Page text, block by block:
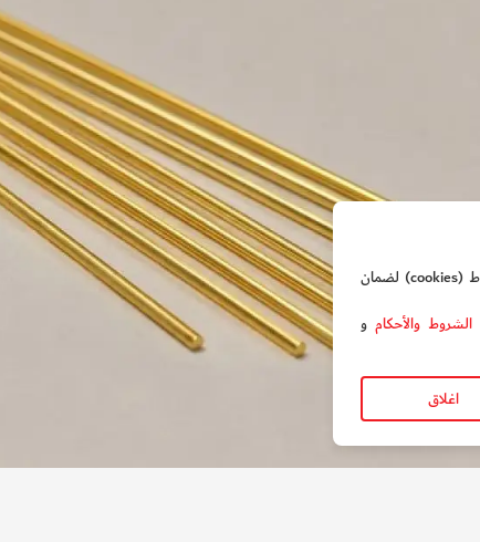
يستخدم هذا الموقع ملفات تعريف الارتباط (cookies) لضمان
الشروط والأحكامو
اغلاق